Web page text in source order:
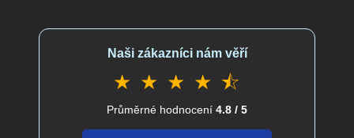
Naši zákazníci nám věří
★ ★ ★ ★ ⯪
Průměrné hodnocení 4.8 / 5